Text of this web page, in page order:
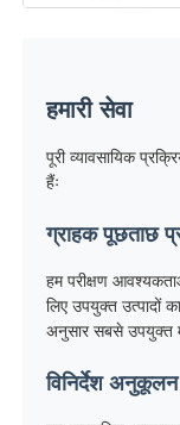
हमारी सेवा
पूरी व्यावसायिक
हैंः
ग्राहक पूछताछ
हम परीक्षण
लिए उपयुक्त
अनुसार सबसे उपयुक्त
विनिर्देश अनुकूलन